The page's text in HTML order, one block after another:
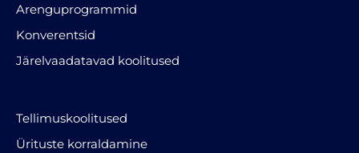
Arenguprogrammid
Konverentsid
Järelvaadatavad koolitused
Tellimuskoolitused
Ürituste korraldamine